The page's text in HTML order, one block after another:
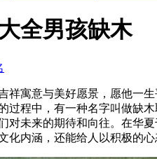
全男孩缺木
祥寓意与美好愿景，愿他一
过程中，有一种名字叫做缺
对未来的期待和向往。在华
化内涵，还能给人以积极的心